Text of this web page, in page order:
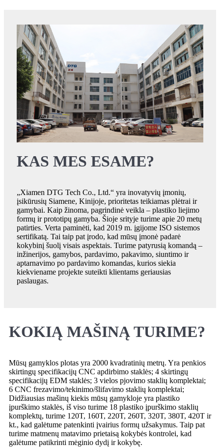
KAS MES ESAME?
„Xiamen DTG Tech Co., Ltd.“ yra inovatyvių įmonių,
įsikūrusių Siamene, Kinijoje, prioritetas teikiamas plėtrai ir
gamybai. Kaip žinoma, pagrindinė veikla – plastiko liejimo
formų ir prototipų gamyba. Šioje srityje turime apie 20 metų
patirties. Verta paminėti, kad 2019 m. įgijome ISO sistemos
sertifikatą. Tai taip pat įrodo, kad mūsų įmonė padarė
kokybinį šuolį visais aspektais. Turime patyrusią komandą –
inžinerijos, gamybos, pardavimo, pakavimo, siuntimo ir
aptarnavimo po pardavimo komandas, kurios siekia
kiekviename projekte suteikti klientams geriausias
paslaugas.
KOKIĄ MAŠINĄ TURIME?
Mūsų gamyklos plotas yra 2000 kvadratinių metrų. Yra penkios
skirtingų specifikacijų CNC apdirbimo staklės; 4 skirtingų
specifikacijų EDM staklės; 3 vielos pjovimo staklių komplektai;
6 CNC frezavimo/tekinimo/šlifavimo staklių komplektai;
Didžiausias mašinų kiekis mūsų gamykloje yra plastiko
įpurškimo staklės, iš viso turime 18 plastiko įpurškimo staklių
komplektų, turime 120T, 160T, 220T, 260T, 320T, 380T, 420T ir
kt., kad galėtume patenkinti įvairius formų užsakymus. Taip pat
turime matmenų matavimo prietaisą kokybės kontrolei, kad
galėtume patikrinti mėginio dydį ir kokybę.